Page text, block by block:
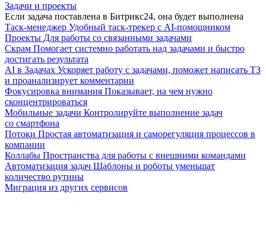
Задачи и проекты
Если задача поставлена в Битрикс24, она будет выполнена
Таск-менеджер Удобный таск-трекер с AI-помощником
Проекты Для работы со связанными задачами
Скрам Помогает системно работать над задачами и быстро
достигать результата
AI в Задачах Ускоряет работу с задачами, поможет написать ТЗ
и проанализирует комментарии
Фокусировка внимания Показывает, на чем нужно
сконцентрироваться
Мобильные задачи Контролируйте выполнение задач
со смартфона
Потоки Простая автоматизация и саморегуляция процессов в
компании
Коллабы Пространства для работы с внешними командами
Автоматизация задач Шаблоны и роботы уменьшат
количество рутины
Миграция из других сервисов